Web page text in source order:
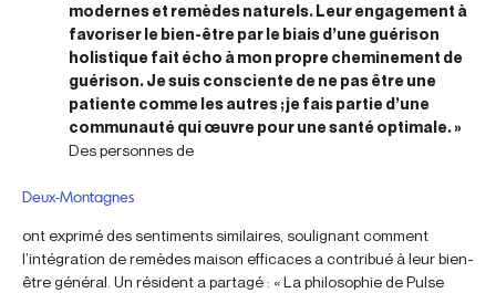
modernes et remèdes naturels. Leur engagement à
favoriser le bien-être par le biais d’une guérison
holistique fait écho à mon propre cheminement de
guérison. Je suis consciente de ne pas être une
patiente comme les autres ; je fais partie d’une
communauté qui œuvre pour une santé optimale. »
Des personnes de
Deux-Montagnes
ont exprimé des sentiments similaires, soulignant comment
l’intégration de remèdes maison efficaces a contribué à leur bien-
être général. Un résident a partagé : « La philosophie de Pulse